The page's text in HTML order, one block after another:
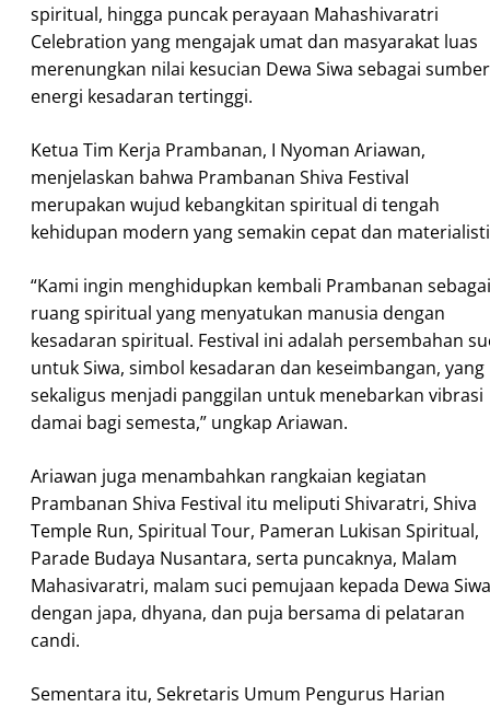
spiritual, hingga puncak perayaan Mahashivaratri
Celebration yang mengajak umat dan masyarakat luas
merenungkan nilai kesucian Dewa Siwa sebagai sumber
energi kesadaran tertinggi.
Ketua Tim Kerja Prambanan, I Nyoman Ariawan,
menjelaskan bahwa Prambanan Shiva Festival
merupakan wujud kebangkitan spiritual di tengah
kehidupan modern yang semakin cepat dan
“Kami ingin menghidupkan kembali Prambanan sebagai
ruang spiritual yang menyatukan manusia dengan
kesadaran spiritual. Festival ini adalah persembahan
untuk Siwa, simbol kesadaran dan keseimbangan, yang
sekaligus menjadi panggilan untuk menebarkan vibrasi
damai bagi semesta,” ungkap Ariawan.
Ariawan juga menambahkan rangkaian kegiatan
Prambanan Shiva Festival itu meliputi Shivaratri, Shiva
Temple Run, Spiritual Tour, Pameran Lukisan Spiritual,
Parade Budaya Nusantara, serta puncaknya, Malam
Mahasivaratri, malam suci pemujaan kepada Dewa Siwa
dengan japa, dhyana, dan puja bersama di pelataran
candi.
Sementara itu, Sekretaris Umum Pengurus Harian